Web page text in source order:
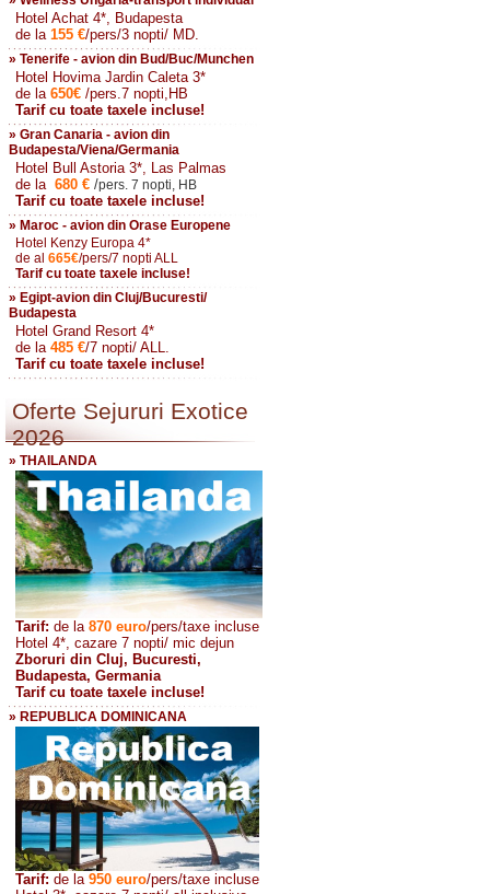
Hotel Achat 4*, Budapesta
de la 155 €/pers/3 nopti/ MD.
» Tenerife - avion din Bud/Buc/Munchen
Hotel Hovima Jardin Caleta 3*
de la 650€ /pers.7 nopti,HB
Tarif cu toate taxele incluse!
» Gran Canaria - avion din
Budapesta/Viena/Germania
Hotel Bull Astoria 3*, Las Palmas
de la 680 € /pers. 7 nopti, HB
Tarif cu toate taxele incluse!
» Maroc - avion din Orase Europene
Hotel Kenzy Europa 4*
de al 665€/pers/7 nopti ALL
Tarif cu toate taxele incluse!
» Egipt-avion din Cluj/Bucuresti/
Budapesta
Hotel Grand Resort 4*
de la485 €/7 nopti/ ALL.
Tarif cu toate taxele incluse!
Oferte Sejururi Exotice
2026
» THAILANDA
Tarif: de la 870 euro/pers/taxe incluse
Hotel 4*, cazare 7 nopti/ mic dejun
Zboruri din Cluj, Bucuresti,
Budapesta, Germania
Tarif cu toate taxele incluse!
» REPUBLICA DOMINICANA
Tarif: de la 950 euro/pers/taxe incluse